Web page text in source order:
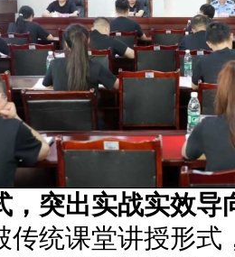
，突出实战实效导
传统课堂讲授形